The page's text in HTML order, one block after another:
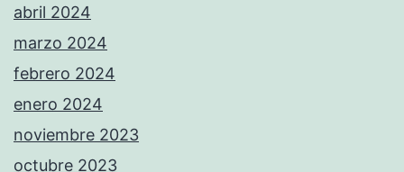
abril 2024
marzo 2024
febrero 2024
enero 2024
noviembre 2023
octubre 2023